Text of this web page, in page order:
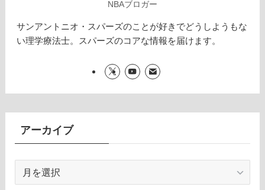
NBAブロガー
サンアントニオ・スパーズのことが好きでどうしようもな
い理学療法士。スパーズのコアな情報を届けます。
アーカイブ